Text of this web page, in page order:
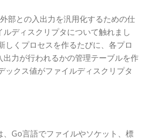
部との入出力を汎用化するための仕
ディスクリプタについて触れまし
しくプロセスを作るたびに、各プロ
出力が行われるかの管理テーブルを作
ックス値がファイルディスクリプタ
、Go言語でファイルやソケット、標